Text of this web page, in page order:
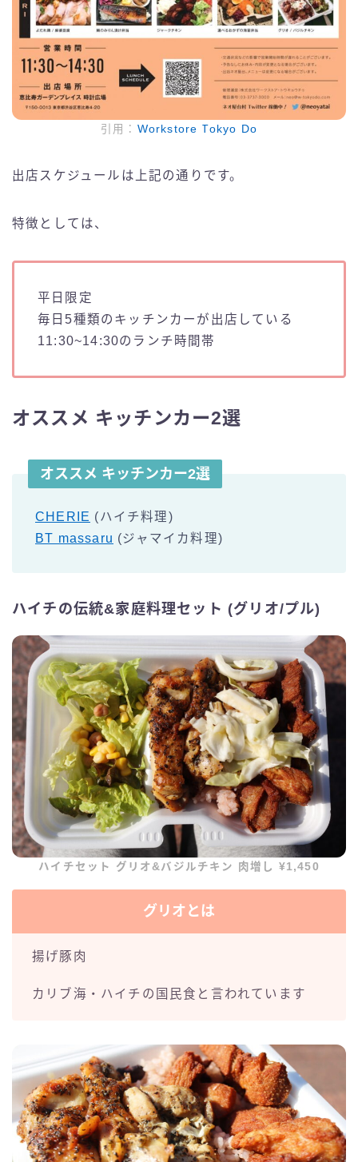
引用： Workstore Tokyo Do
出店スケジュールは上記の通りです。
特徴としては、
平日限定
毎日5種類のキッチンカーが出店している
11:30~14:30のランチ時間帯
オススメ キッチンカー2選
オススメ キッチンカー2選
CHERIE (ハイチ料理)
BT massaru (ジャマイカ料理)
ハイチの伝統&家庭料理セット (グリオ/プル)
ハイチセット グリオ&バジルチキン 肉増し ¥1,450
グリオとは
揚げ豚肉
カリブ海・ハイチの国民食と言われています